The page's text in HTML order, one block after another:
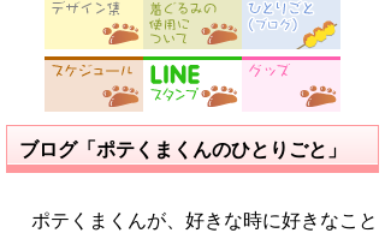
ブログ「ポテくまくんのひとりごと」
ポテくまくんが、好きな時に好きなこと